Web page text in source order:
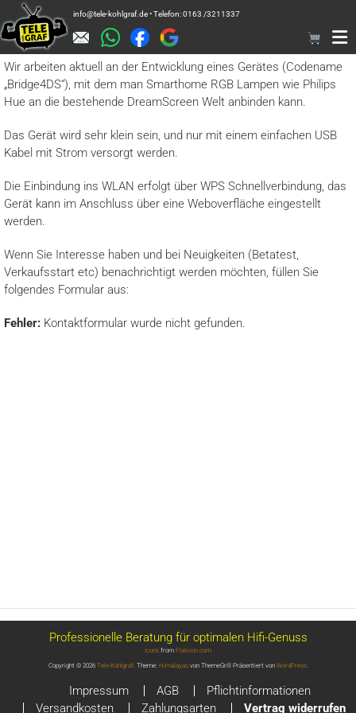
Zum
Inhalt
springen
info@tele-kohlgraf.de • Telefon: 0163 /3211337
Wir arbeiten aktuell an der Entwicklung eines Gerätes (Codename
„Bridge4DS“), mit dem man Smarthome RGB Lampen wie Philips
Hue an die bestehende DreamScreen Welt anbinden kann.
Das Gerät wird sehr klein sein, und nur mit einem einfachen USB
Kabel mit Strom versorgt werden.
Die Einbindung ins WLAN erfolgt über WPS Schnellverbindung, das
Gerät kann im Anschluss über eine Weboverfläche eingestellt
werden.
Wenn Sie Interesse haben und bei Neuigkeiten (Betatest,
Verkaufsstart etc) benachrichtigt werden möchten, füllen Sie
folgendes Formular aus:
Fehler: Kontaktformular wurde nicht gefunden.
Professionelle Beratung für optimalen Hifi-Genuss
Icons from Flaticon.com
Copyright © 2026 Tele-Kohlgraf. Theme: Himalayasvon ThemeGrill Präsentiert von WordPress.
Impressum AGB
Pflichtinformationen
Versandkosten
Zahlungsarten Vertrag widerrufen